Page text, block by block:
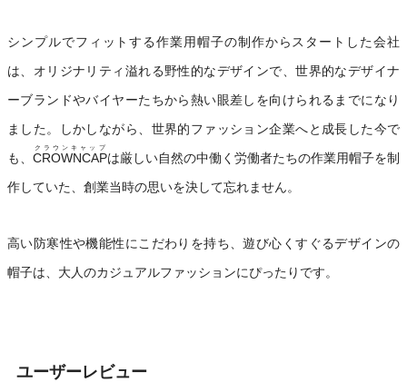
シンプルでフィットする作業用帽子の制作からスタートした会社
は、オリジナリティ溢れる野性的なデザインで、世界的なデザイナ
ーブランドやバイヤーたちから熱い眼差しを向けられるまでになり
ました。しかしながら、世界的ファッション企業へと成長した今で
も、 CROWNCAP
クラウンキャップ
は厳しい自然の中働く労働者たちの作業用帽子を制
作していた、創業当時の思いを決して忘れません。
高い防寒性や機能性にこだわりを持ち、遊び心くすぐるデザインの
帽子は、大人のカジュアルファッションにぴったりです。
ユーザーレビュー